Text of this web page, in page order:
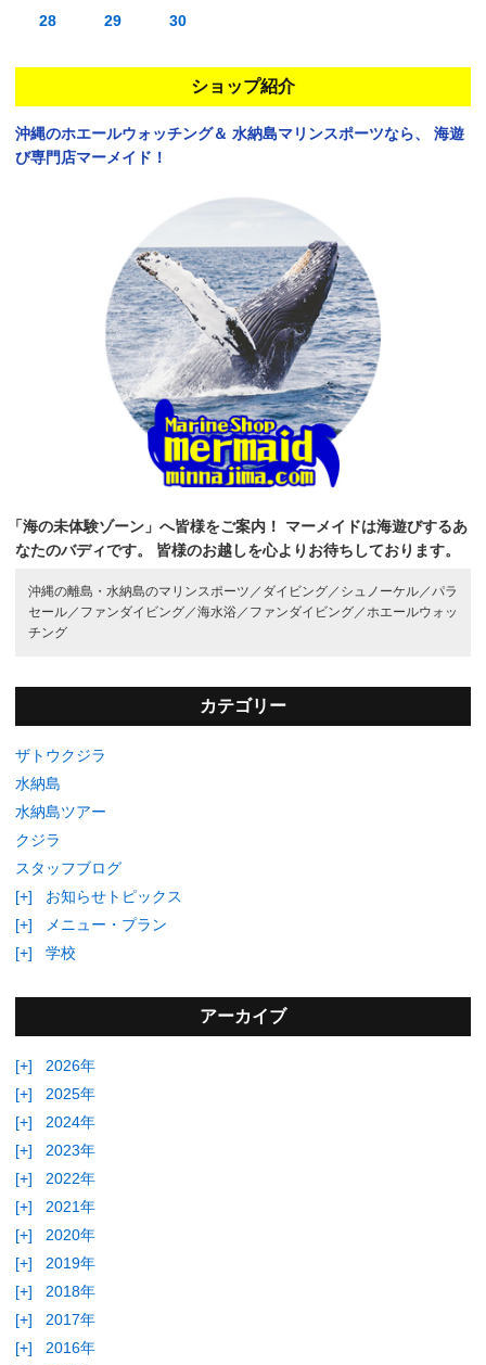
28 29 30
ショップ紹介
沖縄のホエールウォッチング＆ 水納島マリンスポーツなら、
海遊
び専門店マーメイド！
「海の未体験ゾーン」へ皆様をご案内！
マーメイドは海遊びするあ
なたのバディです。
皆様のお越しを心よりお待ちしております。
沖縄の離島・水納島のマリンスポーツ／ ダイビング／ シュノーケル／ パラ
セール／ ファンダイビング／海水浴／ ファンダイビング／ ホエールウォッ
チング
カテゴリー
ザトウクジラ
水納島
水納島ツアー
クジラ
スタッフブログ
[+]
お知らせトピックス
[+]
メニュー・プラン
[+]
学校
アーカイブ
[+]
2026年
[+]
2025年
[+]
2024年
[+]
2023年
[+]
2022年
[+]
2021年
[+]
2020年
[+]
2019年
[+]
2018年
[+]
2017年
[+]
2016年